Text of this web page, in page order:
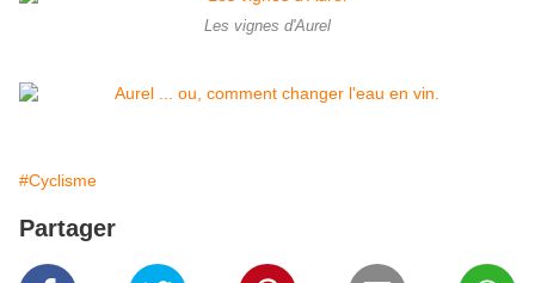
Les vignes d'Aurel
#Cyclisme
Partager